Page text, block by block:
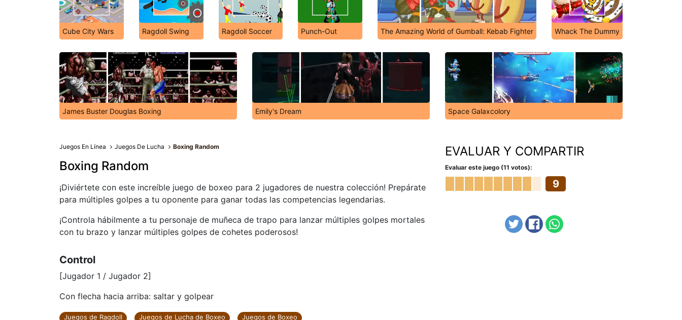
Cube City Wars Ragdoll Swing Ragdoll Soccer Punch-Out The Amazing World of Gumball: Kebab Fighter Whack The Dummy
James Buster Douglas Boxing Emily's Dream Space Galaxcolory
Juegos En Línea Juegos De Lucha Boxing Random
Boxing Random
¡Diviértete con este increíble juego de boxeo para 2 jugadores de nuestra colección! Prepárate
para múltiples golpes a tu oponente para ganar todas las competencias legendarias.
¡Controla hábilmente a tu personaje de muñeca de trapo para lanzar múltiples golpes mortales
con tu brazo y lanzar múltiples golpes de cohetes poderosos!
Control
[Jugador 1 / Jugador 2]
Con flecha hacia arriba: saltar y golpear
Juegos de Ragdoll Juegos de Lucha de Boxeo Juegos de Boxeo
EVALUAR Y COMPARTIR
Evaluar este juego (11 votos):
9